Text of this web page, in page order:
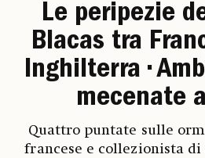
Le peripezie
Blacas tra
Inghilterra •
mecenate
Quattro puntate sulle
francese e collezionista